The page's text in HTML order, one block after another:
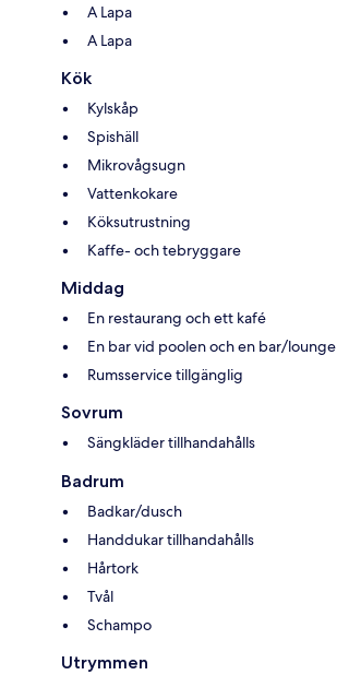
A Lapa
A Lapa
Kök
Kylskåp
Spishäll
Mikrovågsugn
Vattenkokare
Köksutrustning
Kaffe- och tebryggare
Middag
En restaurang och ett kafé
En bar vid poolen och en bar/lounge
Rumsservice tillgänglig
Sovrum
Sängkläder tillhandahålls
Badrum
Badkar/dusch
Handdukar tillhandahålls
Hårtork
Tvål
Schampo
Utrymmen